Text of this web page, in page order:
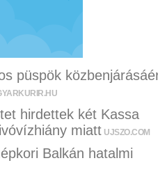
püspök
hirdettek két Kassa
miatt UJSZO.COM
Balkán hatalmi